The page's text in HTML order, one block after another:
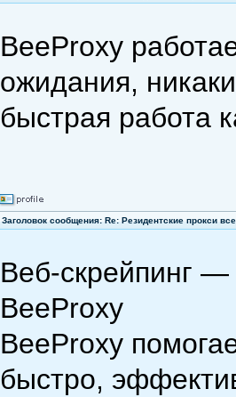
BeeProxy
ожидания,
быстрая работа
Заголовок сообщения: Re: Резидентские прокси
Веб-скрейпинг —
BeeProxy
BeeProxy
быстро,